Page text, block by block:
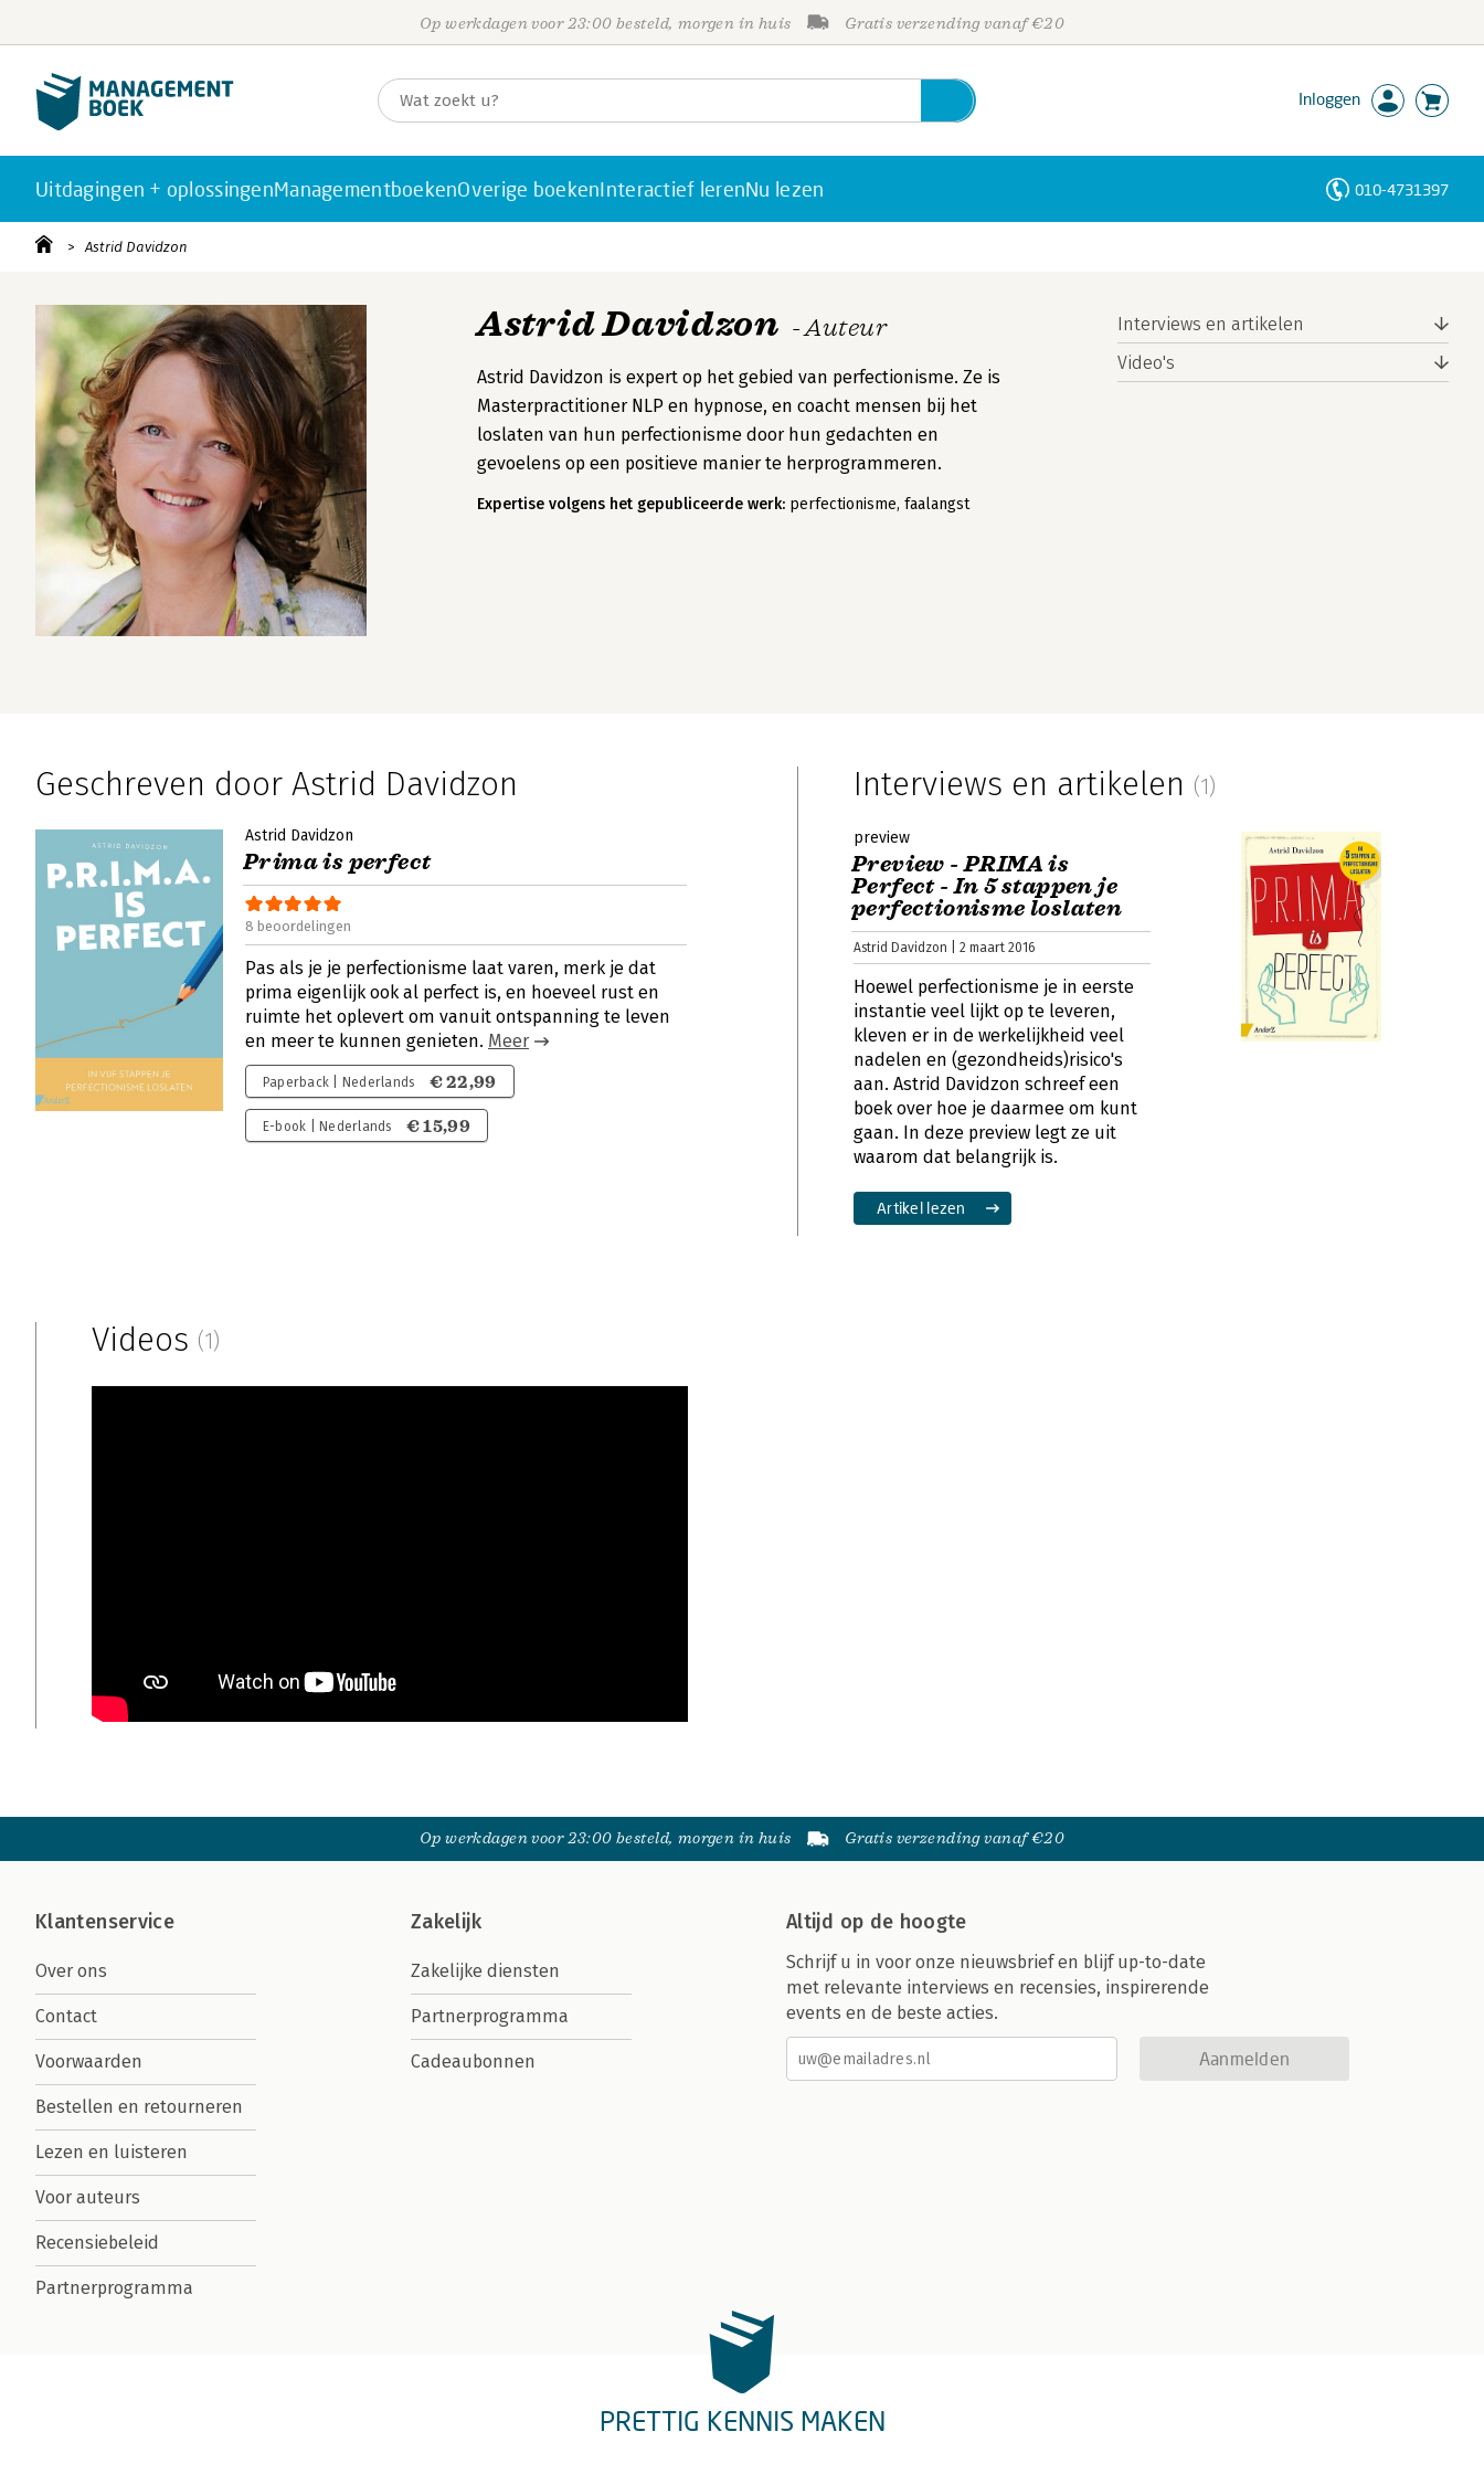
Op werkdagen voor 23:00 besteld, morgen in huis Gratis verzending vanaf €20
Inloggen
Uitdagingen + oplossingenManagementboekenOverige boekenInteractief lerenNu lezen 010-4731397
Astrid Davidzon
Astrid Davidzon - Auteur
Astrid Davidzon is expert op het gebied van perfectionisme. Ze is
Masterpractitioner NLP en hypnose, en coacht mensen bij het
loslaten van hun perfectionisme door hun gedachten en
gevoelens op een positieve manier te herprogrammeren.
Expertise volgens het gepubliceerde werk: perfectionisme, faalangst
Interviews en artikelen
Video's
Geschreven door Astrid Davidzon
Astrid Davidzon
Prima is perfect
8 beoordelingen
Pas als je je perfectionisme laat varen, merk je dat
prima eigenlijk ook al perfect is, en hoeveel rust en
ruimte het oplevert om vanuit ontspanning te leven
en meer te kunnen genieten. Meer
Paperback | Nederlands € 22,99
E-book | Nederlands € 15,99
Interviews en artikelen (1)
preview
Preview - PRIMA is
Perfect - In 5 stappen je
perfectionisme loslaten
Astrid Davidzon | 2 maart 2016
Hoewel perfectionisme je in eerste
instantie veel lijkt op te leveren,
kleven er in de werkelijkheid veel
nadelen en (gezondheids)risico's
aan. Astrid Davidzon schreef een
boek over hoe je daarmee om kunt
gaan. In deze preview legt ze uit
waarom dat belangrijk is.
Artikel lezen
Videos (1)
Op werkdagen voor 23:00 besteld, morgen in huis Gratis verzending vanaf €20
Klantenservice
Over ons
Contact
Voorwaarden
Bestellen en retourneren
Lezen en luisteren
Voor auteurs
Recensiebeleid
Partnerprogramma
Zakelijk
Zakelijke diensten
Partnerprogramma
Cadeaubonnen
Altijd op de hoogte
Schrijf u in voor onze nieuwsbrief en blijf up-to-date
met relevante interviews en recensies, inspirerende
events en de beste acties.
Aanmelden
PRETTIG KENNIS MAKEN
Personen